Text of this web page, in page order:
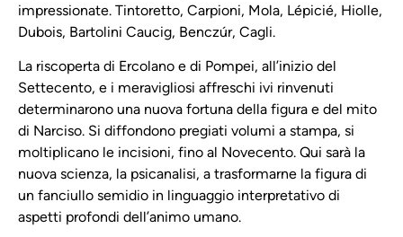
impressionate. Tintoretto, Carpioni, Mola, Lépicié, Hiolle,
Dubois, Bartolini Caucig, Benczúr, Cagli.
La riscoperta di Ercolano e di Pompei, all’inizio del
Settecento, e i meravigliosi affreschi ivi rinvenuti
determinarono una nuova fortuna della figura e del mito
di Narciso. Si diffondono pregiati volumi a stampa, si
moltiplicano le incisioni, fino al Novecento. Qui sarà la
nuova scienza, la psicanalisi, a trasformarne la figura di
un fanciullo semidio in linguaggio interpretativo di
aspetti profondi dell’animo umano.